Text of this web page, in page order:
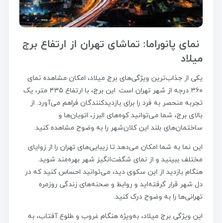
نمای پانوراما: تماشای تهران از ارتفاع برج
میلاد
یکی از جذاب‌ترین ویژگی‌های برج میلاد، امکان مشاهده نمای
۳۶۰ درجه از شهر تهران است. این برج، با ارتفاع ۴۳۵ متر، یک
تجربه منحصر به فرد را برای بازدیدکنندگان فراهم می‌آورد. از
بالای برج، شما می‌توانید کوه‌های البرز، اتوبان‌ها و
ساختمان‌های بلند این کلان‌شهر را به وضوح مشاهده کنید.
این نما به شما امکان می‌دهد تا زیبایی‌های تهران را از زوایای
مختلف ببینید و از نمای شگفت‌انگیز شهر بهره‌مند شوید.
هنگام بازدید از این سکوی دید، می‌توانید احساس کنید که در
دل شهر قرار گرفته‌اید و روابط و صحنه‌های زندگی روزمره
تهرانی‌ها را به وضوح درک کنید.
این ویژگی برج میلاد، به‌ویژه هنگام غروب و طلوع آفتاب، به